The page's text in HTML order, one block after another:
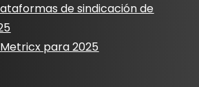
de sindicación de
para 2025